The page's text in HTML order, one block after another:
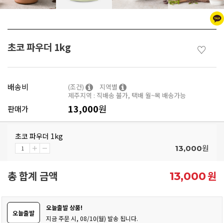
초코 파우더 1kg ♡
배송비 (조건)
지역별
제주지역 : 직배송 불가, 택배 월~목 배송가능
판매가 13,000원
초코 파우더 1kg
13,000원
총 합계 금액 13,000원
오늘출발
오늘출발 상품!
지금 주문 시, 08/10(월) 발송 됩니다.